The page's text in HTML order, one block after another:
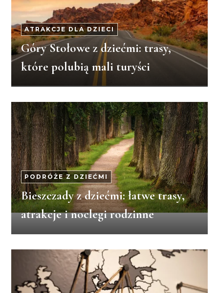
ATRAKCJE DLA DZIECI
Góry Stołowe z dziećmi: trasy,
które polubią mali turyści
PODRÓŻE Z DZIEĆMI
Bieszczady z dziećmi: łatwe trasy,
atrakcje i noclegi rodzinne